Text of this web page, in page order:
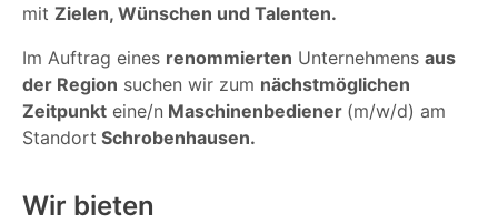
mit Zielen, Wünschen und Talenten.
Im Auftrag eines renommierten Unternehmens aus
der Region suchen wir zum nächstmöglichen
Zeitpunkt eine/n Maschinenbediener (m/w/d) am
Standort Schrobenhausen.
Wir bieten